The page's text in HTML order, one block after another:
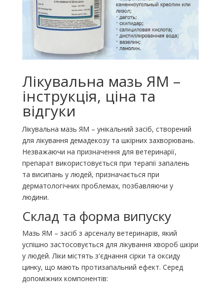
Лікувальна мазь ЯМ –
інструкція, ціна та
відгуки
Лікувальна мазь ЯМ – унікальний засіб, створений
для лікування демадекозу та шкірних захворювань.
Незважаючи на призначення для ветеринарії,
препарат використовується при терапії запалень
та висипань у людей, призначається при
дерматологічних проблемах, позбавляючи у
людини.
Склад та форма випуску
Мазь ЯМ – засіб з арсеналу ветеринарів, який
успішно застосовується для лікування хвороб шкіри
у людей. Ліки містять з'єднання сірки та оксиду
цинку, що мають протизапальний ефект. Серед
допоміжних компонентів: